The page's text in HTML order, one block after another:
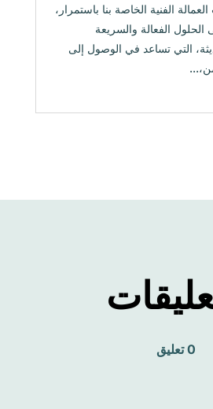
الفنية الخاصة بنا باستمرار،
الفعالة والسريعة
التي تساعد في الوصول إلى
0 تعليق